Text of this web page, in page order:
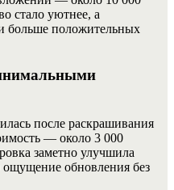
стало уютнее, а
больше положительных
после раскрашивания
— около 3 000
заметно улучшила
обновления без